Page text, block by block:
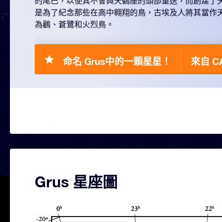
是為了紀念那些在高中翱翔的鳥，古埃及人將其當作
為鸛、蒼鷺和火烈鳥。
命名 Grus中的一顆星星！ 來自
Grus 星座圖